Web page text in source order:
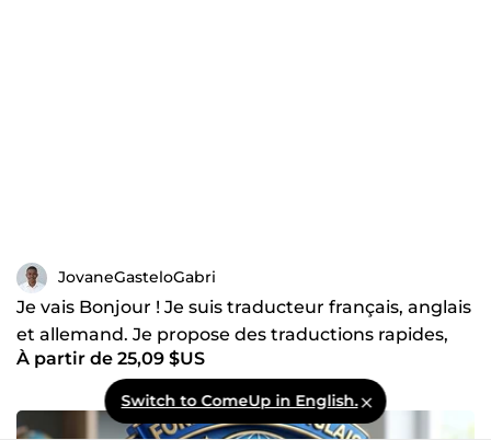
JovaneGasteloGabri
Je vais Bonjour ! Je suis traducteur français, anglais
et allemand. Je propose des traductions rapides,
préc
À partir de 25,09 $US
Switch to ComeUp in English.